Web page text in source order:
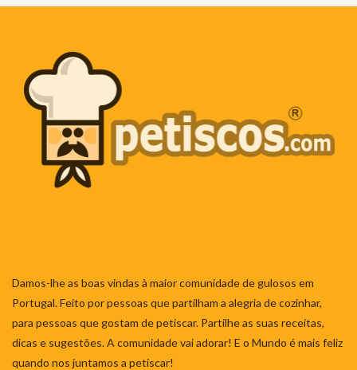
Damos-lhe as boas vindas à maior comunidade de gulosos em
Portugal. Feito por pessoas que partilham a alegria de cozinhar,
para pessoas que gostam de petiscar. Partilhe as suas receitas,
dicas e sugestões. A comunidade vai adorar! E o Mundo é mais feliz
quando nos juntamos a petiscar!